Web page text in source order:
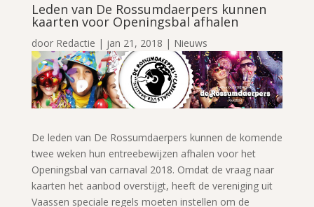
Leden van De Rossumdaerpers kunnen
kaarten voor Openingsbal afhalen
door Redactie | jan 21, 2018 | Nieuws
De leden van De Rossumdaerpers kunnen de komende
twee weken hun entreebewijzen afhalen voor het
Openingsbal van carnaval 2018. Omdat de vraag naar
kaarten het aanbod overstijgt, heeft de vereniging uit
Vaassen speciale regels moeten instellen om de